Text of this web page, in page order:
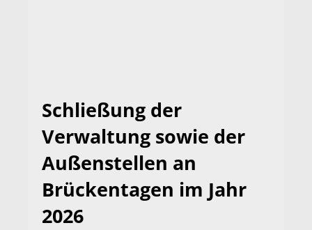
Schließung der
Verwaltung sowie der
Außenstellen an
Brückentagen im Jahr
2026